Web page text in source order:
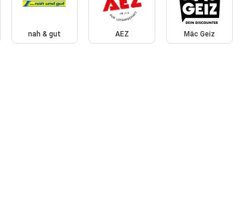
nah & gut AEZ Mäc Geiz